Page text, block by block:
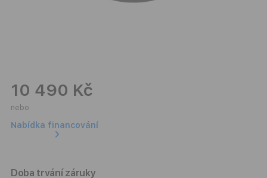
10 490 Kč
nebo
Nabídka financování
Doba trvání záruky